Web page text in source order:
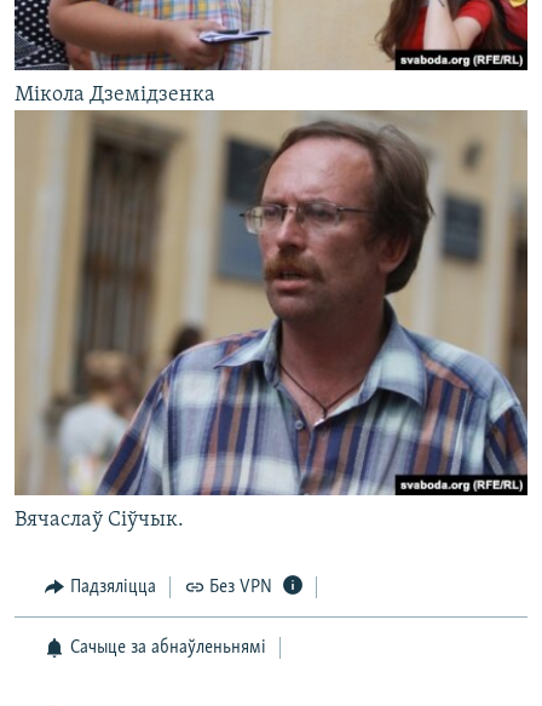
Мікола Дземідзенка
Вячаслаў Сіўчык.
Падзяліцца Без VPN
Сачыце за абнаўленьнямі